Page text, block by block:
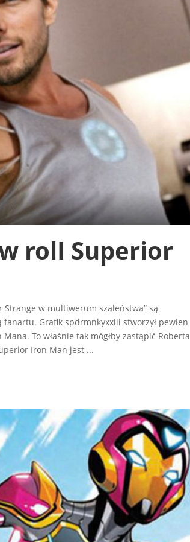
rolI Superior
Strange w multiwerum szaleństwa” są
Grafik spdrmnkyxxiii stworzył pewien
To właśnie tak mógłby zastąpić Roberta
Iron Man jest ...